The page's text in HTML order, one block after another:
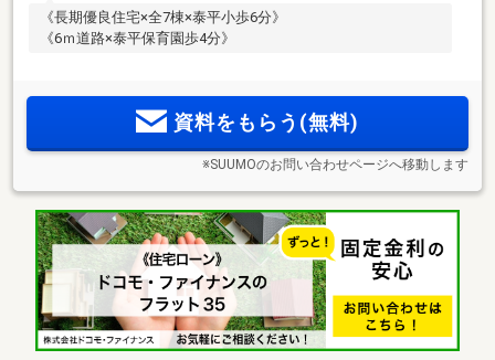
《長期優良住宅×全7棟×泰平小歩6分》
《6ｍ道路×泰平保育園歩4分》
資料をもらう(無料)
※SUUMOのお問い合わせページへ移動します